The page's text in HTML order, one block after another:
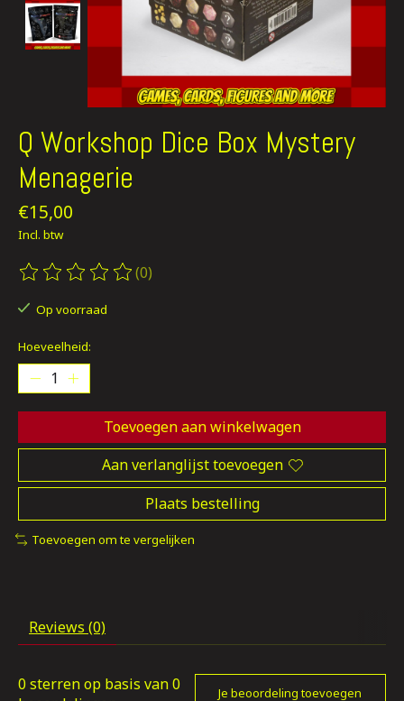
Q Workshop Dice Box Mystery
Menagerie
€15,00
Incl. btw
De beoordeling van dit product is
(0)
Op voorraad
Hoeveelheid:
Toevoegen aan winkelwagen
Aan verlanglijst toevoegen
Plaats bestelling
Toevoegen om te vergelijken
Reviews (0)
0 sterren op basis van0
Je beoordeling toevoegen